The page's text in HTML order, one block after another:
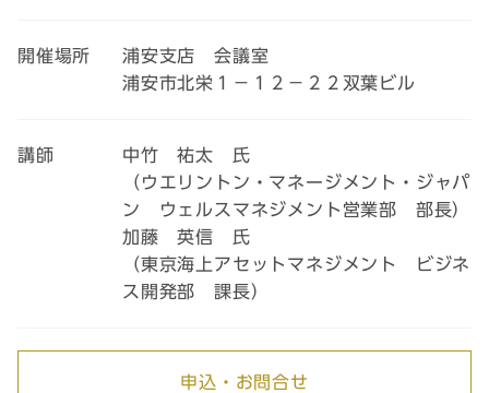
開催場所
浦安支店 会議室
浦安市北栄１－１２－２２双葉ビル
講師
中竹 祐太 氏
（ウエリントン・マネージメント・ジャパ
ン ウェルスマネジメント営業部 部長）
加藤 英信 氏
（東京海上アセットマネジメント ビジネ
ス開発部 課長）
申込・お問合せ